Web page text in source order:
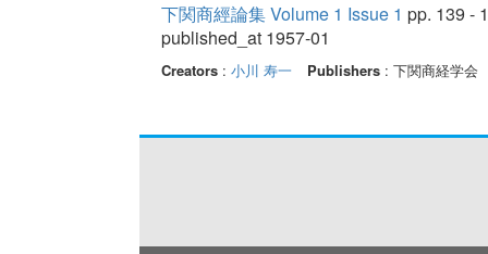
下関商經論集 Volume 1 Issue 1 pp. 139 -
published_at 1957-01
Creators: 小川 寿一 Publishers: 下関商経学会